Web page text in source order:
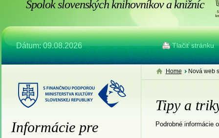
Spolok slovenských knihovníkov a knižníc
Dátum: 09.08.2026 Tlačiť stránku
Home Nová web
Tipy a
Podrobné informácie
Informácie pre